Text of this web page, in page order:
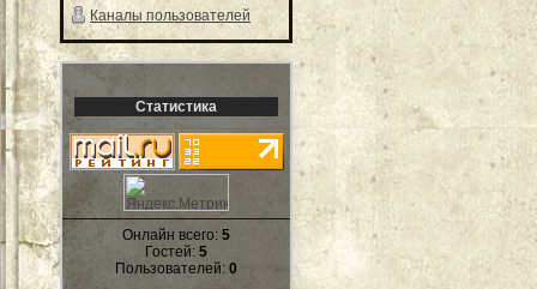
Каналы пользователей
Статистика
Онлайн всего: 5
Гостей: 5
Пользователей: 0